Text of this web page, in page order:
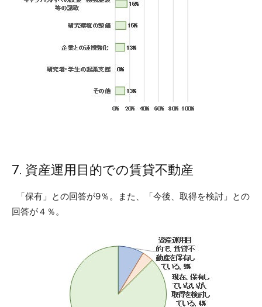
7. 資産運用目的での賃貸不動産
「保有」との回答が9％。また、「今後、取得を検討」との
回答が４％。